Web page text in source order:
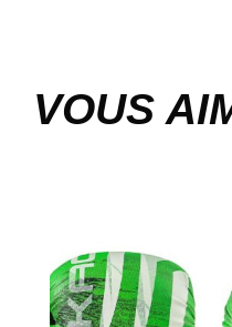
VOUS